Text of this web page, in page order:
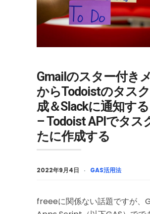
Gmailのスター付き
からTodoistのタス
成＆Slackに通知す
– Todoist APIでタス
たに作成する
2022年9月4日 GAS活用法
freeeに関係ない話題ですが、